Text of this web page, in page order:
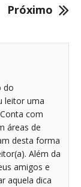
Próximo
do
leitor uma
com
áreas de
desta forma
Além da
amigos e
aquela dica